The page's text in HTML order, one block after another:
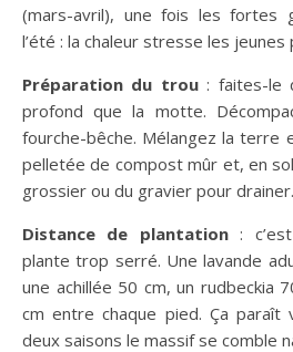
(mars-avril), une fois les fortes
l’été : la chaleur stresse les jeunes
Préparation du trou: faites-le
profond que la motte.
fourche-bêche. Mélangez la terre
pelletée de compost mûr et, en
grossier ou du gravier pour drainer.
Distance de plantation: c’est
plante trop serré. Une lavande
une achillée 50 cm, un rudbeckia
cm entre chaque pied. Ça paraît
deux saisons le massif se comble